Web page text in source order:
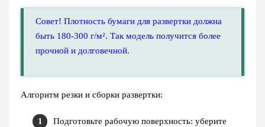
Совет! Плотность бумаги для развертки должна
быть 180-300 г/м². Так модель получится более
прочной и долговечной.
Алгоритм резки и сборки развертки:
Подготовьте рабочую поверхность: уберите